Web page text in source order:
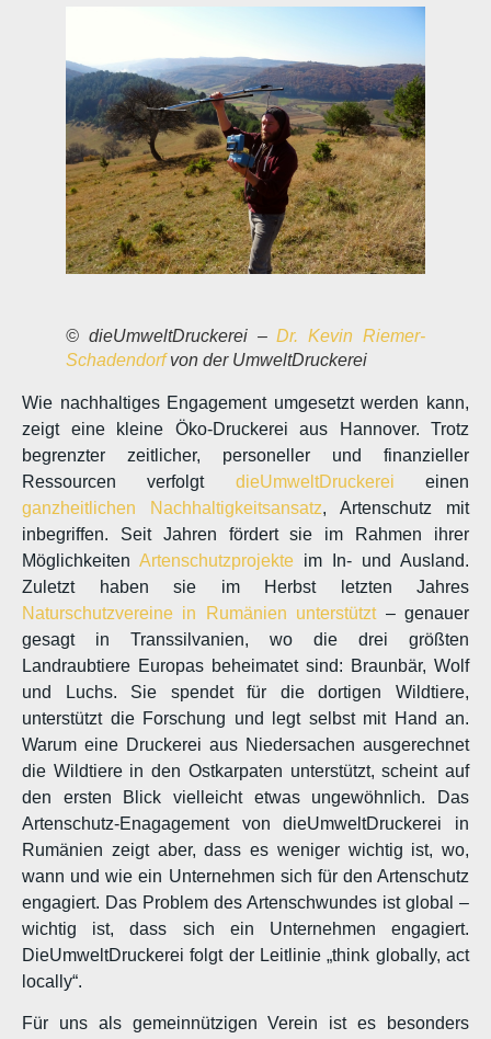
© dieUmweltDruckerei –Dr. Kevin Riemer-
Schadendorfvon der UmweltDruckerei
Wie nachhaltiges Engagement umgesetzt werden kann,
zeigt eine kleine Öko-Druckerei aus Hannover. Trotz
begrenzter zeitlicher, personeller und finanzieller
Ressourcen verfolgt dieUmweltDruckerei einen
ganzheitlichen Nachhaltigkeitsansatz, Artenschutz mit
inbegriffen. Seit Jahren fördert sie im Rahmen ihrer
Möglichkeiten Artenschutzprojekte im In- und Ausland.
Zuletzt haben sie im Herbst letzten Jahres
Naturschutzvereine in Rumänien unterstützt– genauer
gesagt in Transsilvanien, wo die drei größten
Landraubtiere Europas beheimatet sind: Braunbär, Wolf
und Luchs. Sie spendet für die dortigen Wildtiere,
unterstützt die Forschung und legt selbst mit Hand an.
Warum eine Druckerei aus Niedersachen ausgerechnet
die Wildtiere in den Ostkarpaten unterstützt, scheint auf
den ersten Blick vielleicht etwas ungewöhnlich. Das
Artenschutz-Enagagement von dieUmweltDruckerei in
Rumänien zeigt aber, dass es weniger wichtig ist, wo,
wann und wie ein Unternehmen sich für den Artenschutz
engagiert. Das Problem des Artenschwundes ist global –
wichtig ist, dass sich ein Unternehmen engagiert.
DieUmweltDruckerei folgt der Leitlinie „think globally, act
locally“.
Für uns als gemeinnützigen Verein ist es besonders